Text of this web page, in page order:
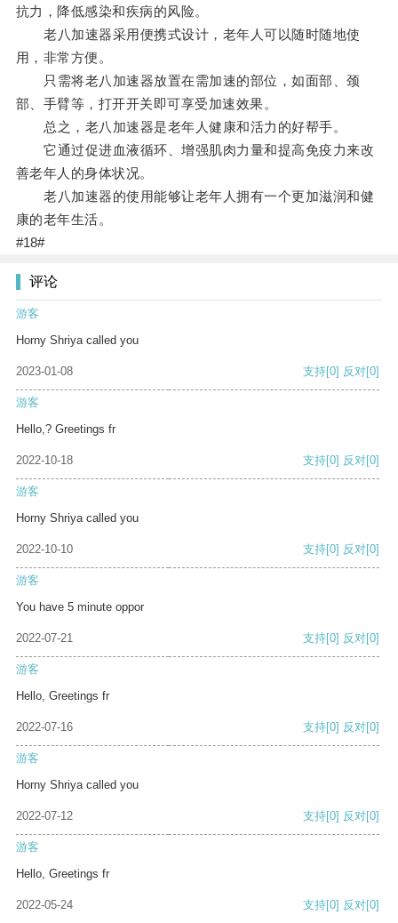
抗力，降低感染和疾病的风险。
老八加速器采用便携式设计，老年人可以随时随地使
用，非常方便。
只需将老八加速器放置在需加速的部位，如面部、颈
部、手臂等，打开开关即可享受加速效果。
总之，老八加速器是老年人健康和活力的好帮手。
它通过促进血液循环、增强肌肉力量和提高免疫力来改
善老年人的身体状况。
老八加速器的使用能够让老年人拥有一个更加滋润和健
康的老年生活。
#18#
评论
游客
Horny Shriya called you
2023-01-08 支持[0] 反对[0]
游客
Hello,? Greetings fr
2022-10-18 支持[0] 反对[0]
游客
Horny Shriya called you
2022-10-10 支持[0] 反对[0]
游客
You have 5 minute oppor
2022-07-21 支持[0] 反对[0]
游客
Hello, Greetings fr
2022-07-16 支持[0] 反对[0]
游客
Horny Shriya called you
2022-07-12 支持[0] 反对[0]
游客
Hello, Greetings fr
2022-05-24 支持[0] 反对[0]